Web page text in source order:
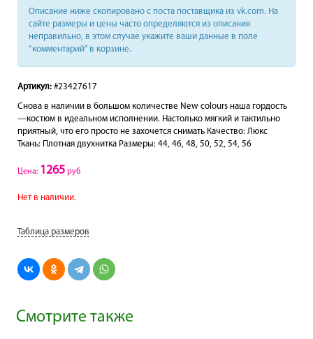
Описание ниже скопировано с поста поставщика из vk.com. На
сайте размеры и цены часто определяются из описания
неправильно, в этом случае укажите ваши данные в поле
“комментарий” в корзине.
Артикул: #23427617
Снова в наличии в большом количестве New colours наша гордость
—костюм в идеальном исполнении. Настолько мягкий и тактильно
приятный, что его просто не захочется снимать Качество: Люкс
Ткань: Плотная двухнитка Размеры: 44, 46, 48, 50, 52, 54, 56
Цена: 1265 руб
Нет в наличии.
Таблица размеров
Смотрите также